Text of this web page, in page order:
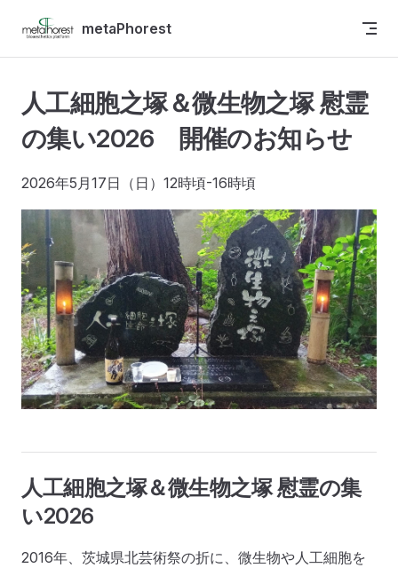
Skip to contentmetaPhorest
人工細胞之塚＆微生物之塚 慰霊
の集い2026 開催のお知らせ
2026年5月17日（日）12時頃-16時頃
人工細胞之塚＆微生物之塚 慰霊の集
い2026
2016年、茨城県北芸術祭の折に、微生物や人工細胞を